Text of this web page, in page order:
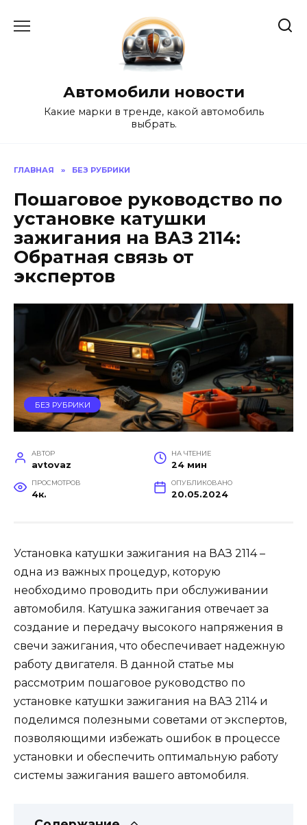
Автомобили новости
Какие марки в тренде, какой автомобиль
выбрать.
ГЛАВНАЯ » БЕЗ РУБРИКИ
Пошаговое руководство по
установке катушки
зажигания на ВАЗ 2114:
Обратная связь от
экспертов
БЕЗ РУБРИКИ
АВТОР
avtovaz
НА ЧТЕНИЕ
24 мин
ПРОСМОТРОВ
4к.
ОПУБЛИКОВАНО
20.05.2024
Установка катушки зажигания на ВАЗ 2114 –
одна из важных процедур, которую
необходимо проводить при обслуживании
автомобиля. Катушка зажигания отвечает за
создание и передачу высокого напряжения в
свечи зажигания, что обеспечивает надежную
работу двигателя. В данной статье мы
рассмотрим пошаговое руководство по
установке катушки зажигания на ВАЗ 2114 и
поделимся полезными советами от экспертов,
позволяющими избежать ошибок в процессе
установки и обеспечить оптимальную работу
системы зажигания вашего автомобиля.